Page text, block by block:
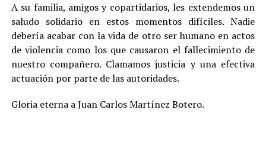
A su familia, amigos y copartidarios, les extendemos un
saludo solidario en estos momentos difíciles. Nadie
debería acabar con la vida de otro ser humano en actos
de violencia como los que causaron el fallecimiento de
nuestro compañero. Clamamos justicia y una efectiva
actuación por parte de las autoridades.
Gloria eterna a Juan Carlos Martínez Botero.